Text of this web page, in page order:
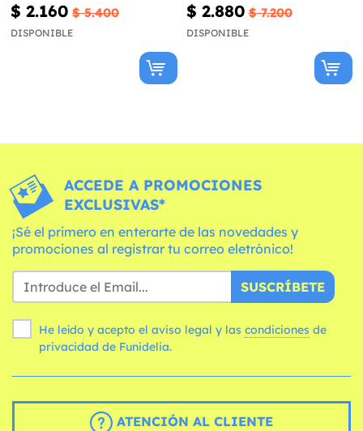
$ 2.160 $ 5.400
DISPONIBLE
$ 2.880 $ 7.200
DISPONIBLE
ACCEDE A PROMOCIONES
EXCLUSIVAS*
¡Sé el primero en enterarte de las novedades y
promociones al registrar tu correo eletrónico!
SUSCRÍBETE
He leído y acepto el aviso legal y las condiciones
privacidad de Funidelia.
ATENCIÓN AL CLIENTE